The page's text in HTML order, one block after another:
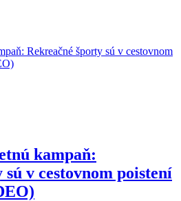
kampaň:
v cestovnom poistení